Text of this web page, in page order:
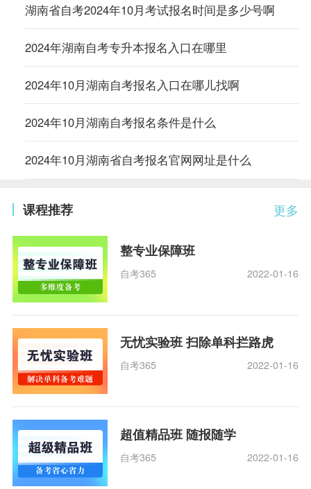
湖南省自考2024年10月考试报名时间是多少号啊
2024年湖南自考专升本报名入口在哪里
2024年10月湖南自考报名入口在哪儿找啊
2024年10月湖南自考报名条件是什么
2024年10月湖南省自考报名官网网址是什么
更多
课程推荐
整专业保障班
自考365 2022-01-16
无忧实验班 扫除单科拦路虎
自考365 2022-01-16
超值精品班 随报随学
自考365 2022-01-16